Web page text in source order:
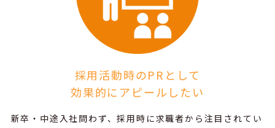
採用活動時のPRとして
効果的にアピールしたい
新卒・中途入社問わず、採用時に求職者から注目されてい